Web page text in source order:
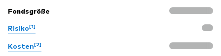
Fondsgröße
Risiko[1]
Kosten[2]